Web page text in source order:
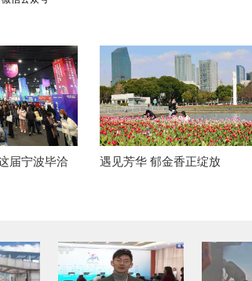
届宁波毕洽
遇见芳华 郁金香正绽放